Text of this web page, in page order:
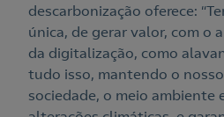
descarbonização oferece:
única, de gerar valor, com o
da digitalização, como
tudo isso, mantendo o
sociedade, o meio ambiente